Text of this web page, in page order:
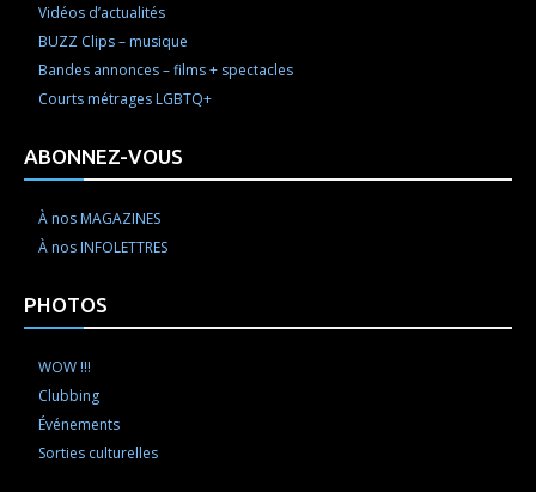
Vidéos d’actualités
BUZZ Clips – musique
Bandes annonces – films + spectacles
Courts métrages LGBTQ+
ABONNEZ-VOUS
À nos MAGAZINES
À nos INFOLETTRES
PHOTOS
WOW !!!
Clubbing
Événements
Sorties culturelles